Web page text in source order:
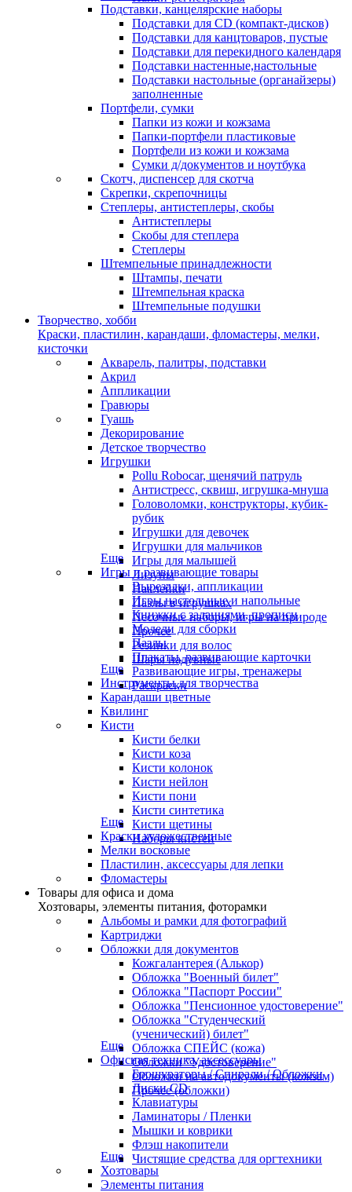
Подставки, канцелярские наборы
Подставки для CD (компакт-дисков)
Подставки для канцтоваров, пустые
Подставки для перекидного календаря
Подставки настенные,настольные
Подставки настольные (органайзеры)
заполненные
Портфели, сумки
Папки из кожи и кожзама
Папки-портфели пластиковые
Портфели из кожи и кожзама
Сумки д/документов и ноутбука
Скотч, диспенсер для скотча
Скрепки, скрепочницы
Степлеры, антистеплеры, скобы
Антистеплеры
Скобы для степлера
Степлеры
Штемпельные принадлежности
Штампы, печати
Штемпельная краска
Штемпельные подушки
Творчество, хобби
Краски, пластилин, карандаши, фломастеры, мелки,
кисточки
Акварель, палитры, подставки
Акрил
Аппликации
Гравюры
Гуашь
Декорирование
Детское творчество
Игрушки
Pollu Robocar, щенячий патруль
Антистресс, сквиш, игрушка-мнуша
Головоломки, конструкторы, кубик-
рубик
Игрушки для девочек
Игрушки для мальчиков
Игры для малышей
Лизуны
Наклейки
Пазлы в игрушках
Песочные наборы, игры на природе
Прочее
Резинки для волос
Шары надувные
Еще
Игры и развивающие товары
Вырезалки, аппликации
Игры настольные и напольные
Книжки с заданиями, прописи
Модели для сборки
Пазлы
Плакаты, развивающие карточки
Развивающие игры, тренажеры
Раскраски
Еще
Инструменты для творчества
Карандаши цветные
Квилинг
Кисти
Кисти белки
Кисти коза
Кисти колонок
Кисти нейлон
Кисти пони
Кисти синтетика
Кисти щетины
Наборы кистей
Еще
Краски художественные
Мелки восковые
Пластилин, аксессуары для лепки
Фломастеры
Товары для офиса и дома
Хозтовары, элементы питания, фоторамки
Альбомы и рамки для фотографий
Картриджи
Обложки для документов
Кожгалантерея (Алькор)
Обложка "Военный билет"
Обложка "Паспорт России"
Обложка "Пенсионное удостоверение"
Обложка "Студенческий
(ученический) билет"
Обложка СПЕЙС (кожа)
Обложки "Удостоверение"
Обложки на автодокументы (кожзам)
Прочее (обложки)
Еще
Офисная техника, аксессуары
Брошураторы / Спирали / Обложки
Диски CD
Клавиатуры
Ламинаторы / Пленки
Мышки и коврики
Флэш накопители
Чистящие средства для оргтехники
Еще
Хозтовары
Элементы питания